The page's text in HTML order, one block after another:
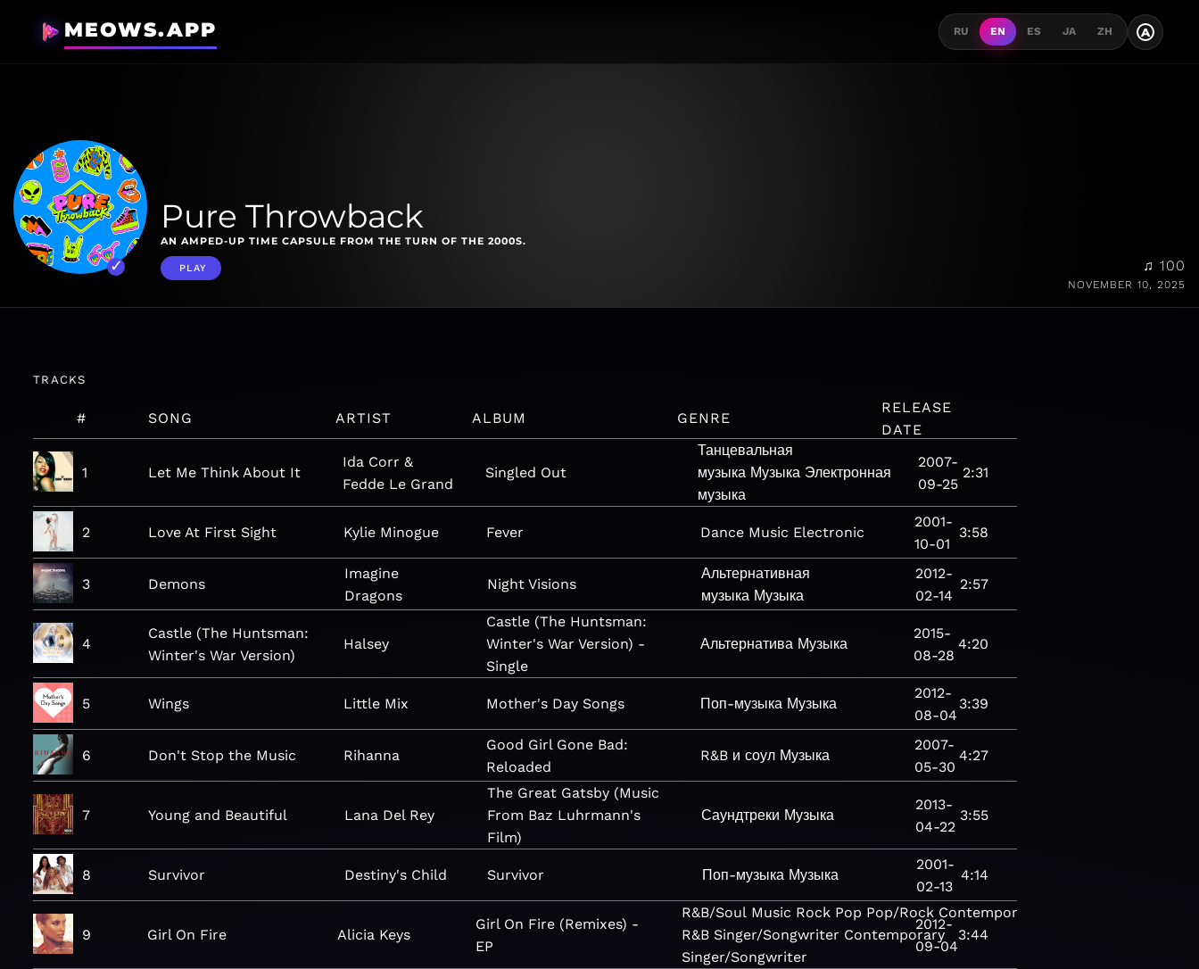
MEOWS.APP RU EN ES JA ZH A
Pure Throwback
AN AMPED-UP TIME CAPSULE FROM THE TURN OF THE 2000S.
PLAY ♫ 100
NOVEMBER 10, 2025
TRACKS
# SONG ARTIST ALBUM GENRE
RELEASE
DATE
1 Let Me Think About It
Ida Corr &
Fedde Le Grand
Singled Out
Танцевальная
музыка Музыка Электронная
музыка
2007-
09-25
2:31
2 Love At First Sight Kylie Minogue Fever Dance Music Electronic
2001-
10-01
3:58
3 Demons
Imagine
Dragons
Night Visions
Альтернативная
музыка Музыка
2012-
02-14
2:57
4
Castle (The Huntsman:
Winter's War Version)
Halsey
Castle (The Huntsman:
Winter's War Version) -
Single
Альтернатива Музыка
2015-
08-28
4:20
5 Wings Little Mix Mother's Day Songs Поп-музыка Музыка
2012-
08-04
3:39
6 Don't Stop the Music Rihanna
Good Girl Gone Bad:
Reloaded
R&B и соул Музыка
2007-
05-30
4:27
7 Young and Beautiful Lana Del Rey
The Great Gatsby (Music
From Baz Luhrmann's
Film)
Саундтреки Музыка
2013-
04-22
3:55
8 Survivor Destiny's Child Survivor Поп-музыка Музыка
2001-
02-13
4:14
9 Girl On Fire Alicia Keys
Girl On Fire (Remixes) -
EP
R&B/Soul Music Rock Pop Pop/Rock Contemporary
R&B Singer/Songwriter Contemporary
Singer/Songwriter
2012-
09-04
3:44